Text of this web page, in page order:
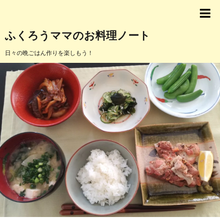
ふくろうママのお料理ノート
日々の晩ごはん作りを楽しもう！